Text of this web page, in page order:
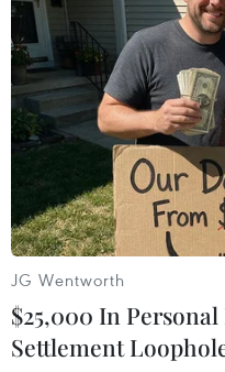
Bồ Đào Nha gặp
chiến với Xứ Wales
05/07/2016 02:53
Nhiều khả năng trong
tuyển Bồ Đao Nha sẽ
thủ lĩnh ở hàng phòng
JG Wentworth
$25,000 In
Settlement